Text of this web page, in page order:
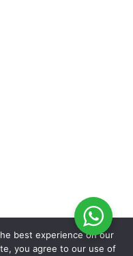
best experience on our
you agree to our use of